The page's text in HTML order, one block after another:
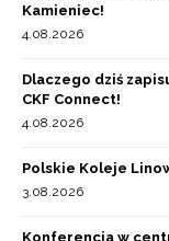
Kamieniec!
4.08.2026
Dlaczego dziś
CKF Connect!
4.08.2026
Polskie Koleje
3.08.2026
Konferencja w